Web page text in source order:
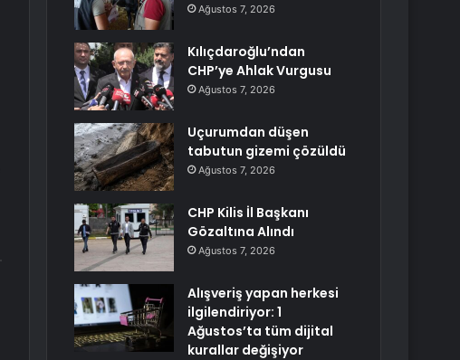
Ağustos 7, 2026
Kılıçdaroğlu’ndan
CHP’ye Ahlak Vurgusu
Ağustos 7, 2026
Uçurumdan düşen
tabutun gizemi çözüldü
Ağustos 7, 2026
CHP Kilis İl Başkanı
Gözaltına Alındı
Ağustos 7, 2026
Alışveriş yapan herkesi
ilgilendiriyor: 1
Ağustos’ta tüm dijital
kurallar değişiyor